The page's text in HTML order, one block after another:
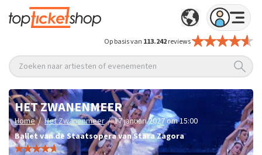
Op basis van 113.242reviews
Zoeken naar artiesten of evenementen
HET ZWANENMEER
Home / Het Zwanenmeer / 17 januari 2027 om 15:00
Ballet van de Staatsopera van Stara Zagora